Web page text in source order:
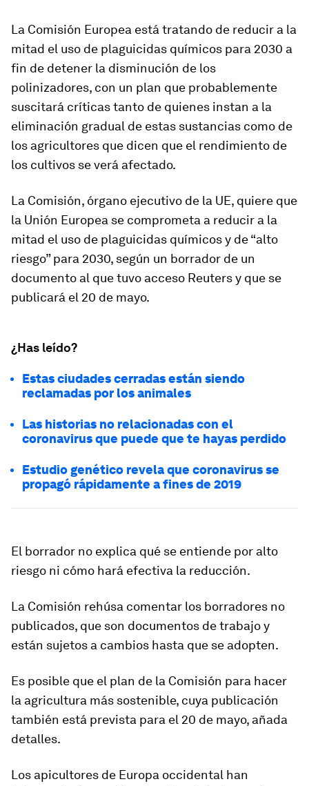
La Comisión Europea está tratando de reducir a la
mitad el uso de plaguicidas químicos para 2030 a
fin de detener la disminución de los
polinizadores, con un plan que probablemente
suscitará críticas tanto de quienes instan a la
eliminación gradual de estas sustancias como de
los agricultores que dicen que el rendimiento de
los cultivos se verá afectado.
La Comisión, órgano ejecutivo de la UE, quiere que
la Unión Europea se comprometa a reducir a la
mitad el uso de plaguicidas químicos y de “alto
riesgo” para 2030, según un borrador de un
documento al que tuvo acceso Reuters y que se
publicará el 20 de mayo.
¿Has leído?
Estas ciudades cerradas están siendo
reclamadas por los animales
Las historias no relacionadas con el
coronavirus que puede que te hayas perdido
Estudio genético revela que coronavirus se
propagó rápidamente a fines de 2019
El borrador no explica qué se entiende por alto
riesgo ni cómo hará efectiva la reducción.
La Comisión rehúsa comentar los borradores no
publicados, que son documentos de trabajo y
están sujetos a cambios hasta que se adopten.
Es posible que el plan de la Comisión para hacer
la agricultura más sostenible, cuya publicación
también está prevista para el 20 de mayo, añada
detalles.
Los apicultores de Europa occidental han